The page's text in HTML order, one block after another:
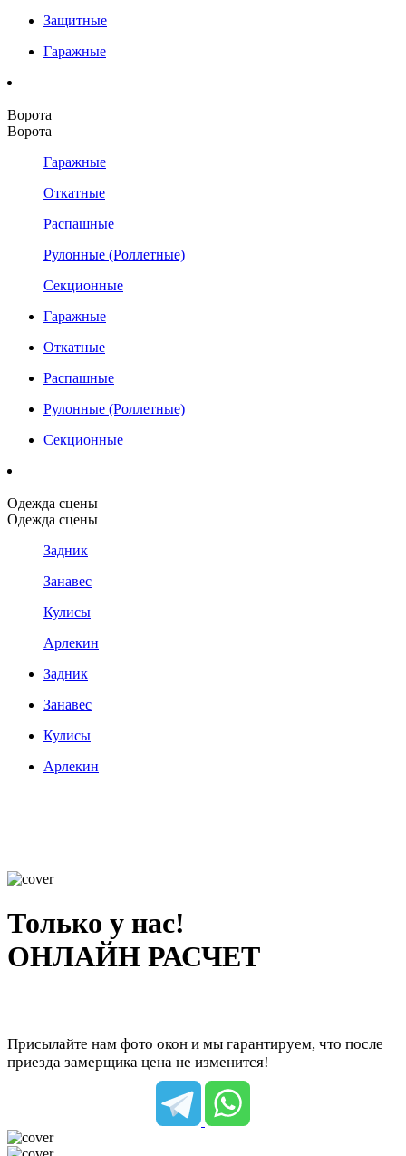
Защитные
Гаражные
Ворота
Ворота
Гаражные
Откатные
Распашные
Рулонные (Роллетные)
Секционные
Гаражные
Откатные
Распашные
Рулонные (Роллетные)
Секционные
Одежда сцены
Одежда сцены
Задник
Занавес
Кулисы
Арлекин
Задник
Занавес
Кулисы
Арлекин
Только у нас!
ОНЛАЙН РАСЧЕТ
Присылайте нам фото окон и мы гарантируем, что после
приезда замерщика цена не изменится!